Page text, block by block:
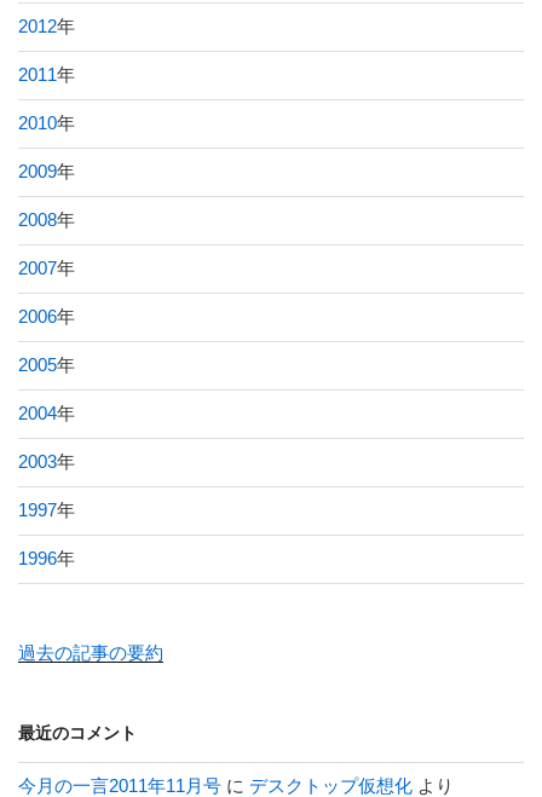
2012年
2011年
2010年
2009年
2008年
2007年
2006年
2005年
2004年
2003年
1997年
1996年
過去の記事の要約
最近のコメント
今月の一言2011年11月号 に デスクトップ仮想化 より